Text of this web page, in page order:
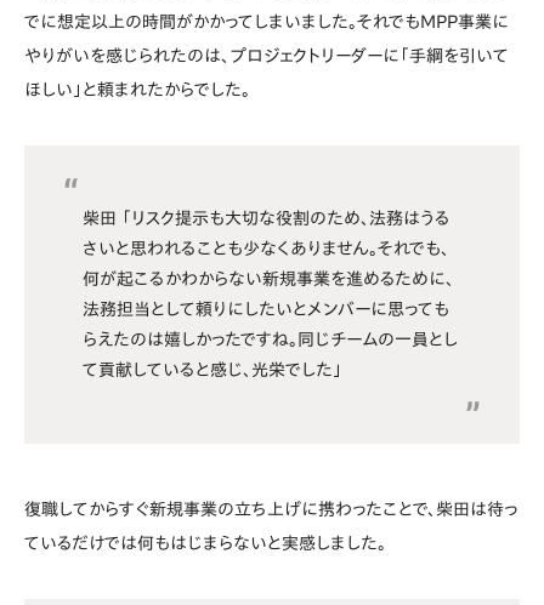
でに想定以上の時間がかかってしまいました。それでもMPP事業に
やりがいを感じられたのは、プロジェクトリーダーに「手綱を引いて
ほしい」と頼まれたからでした。
柴田 「リスク提示も大切な役割のため、法務はうる
さいと思われることも少なくありません。それでも、
何が起こるかわからない新規事業を進めるために、
法務担当として頼りにしたいとメンバーに思っても
らえたのは嬉しかったですね。同じチームの一員とし
て貢献していると感じ、光栄でした」
復職してからすぐ新規事業の立ち上げに携わったことで、柴田は待っ
ているだけでは何もはじまらないと実感しました。